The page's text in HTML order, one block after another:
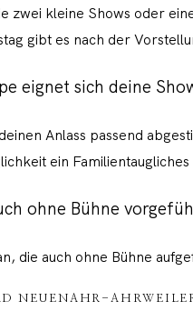
zwei kleine Shows oder
gibt es nach der
eignet sich deine
Anlass passend
ein
ohne Bühne
die auch ohne Bühne
NEUENAHR-